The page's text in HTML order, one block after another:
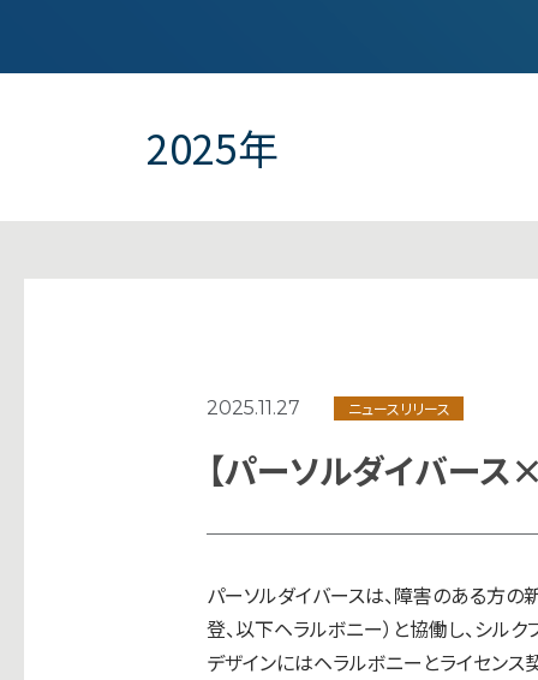
2025年
2025.11.27 ニュースリリース
【パーソルダイバー
パーソルダイバースは、障害のある方
登、以下ヘラルボニー）と協働し、シル
デザインにはヘラルボニーとライセン